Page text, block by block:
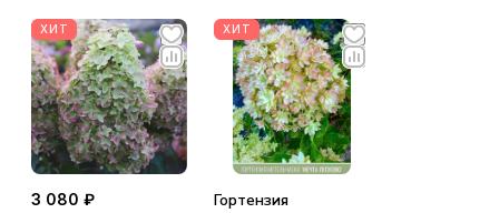
ХИТ
3 080 ₽
ХИТ
Гортензия